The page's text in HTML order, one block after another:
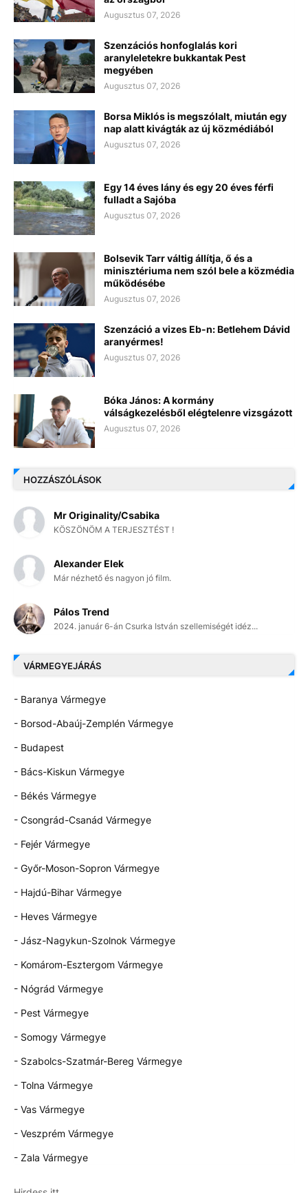
Augusztus 07, 2026
Szenzációs honfoglalás kori
aranyleletekre bukkantak Pest
megyében
Augusztus 07, 2026
Borsa Miklós is megszólalt, miután egy
nap alatt kivágták az új közmédiából
Augusztus 07, 2026
Egy 14 éves lány és egy 20 éves férfi
fulladt a Sajóba
Augusztus 07, 2026
Bolsevik Tarr váltig állítja, ő és a
minisztériuma nem szól bele a közmédia
működésébe
Augusztus 07, 2026
Szenzáció a vizes Eb-n: Betlehem Dávid
aranyérmes!
Augusztus 07, 2026
Bóka János: A kormány
válságkezelésből elégtelenre vizsgázott
Augusztus 07, 2026
HOZZÁSZÓLÁSOK
Mr Originality/Csabika
KÖSZÖNÖM A TERJESZTÉST !
Alexander Elek
Már nézhető és nagyon jó film.
Pálos Trend
2024. január 6-án Csurka István szellemiségét idéz...
VÁRMEGYEJÁRÁS
- Baranya Vármegye
- Borsod-Abaúj-Zemplén Vármegye
- Budapest
- Bács-Kiskun Vármegye
- Békés Vármegye
- Csongrád-Csanád Vármegye
- Fejér Vármegye
- Győr-Moson-Sopron Vármegye
- Hajdú-Bihar Vármegye
- Heves Vármegye
- Jász-Nagykun-Szolnok Vármegye
- Komárom-Esztergom Vármegye
- Nógrád Vármegye
- Pest Vármegye
- Somogy Vármegye
- Szabolcs-Szatmár-Bereg Vármegye
- Tolna Vármegye
- Vas Vármegye
- Veszprém Vármegye
- Zala Vármegye